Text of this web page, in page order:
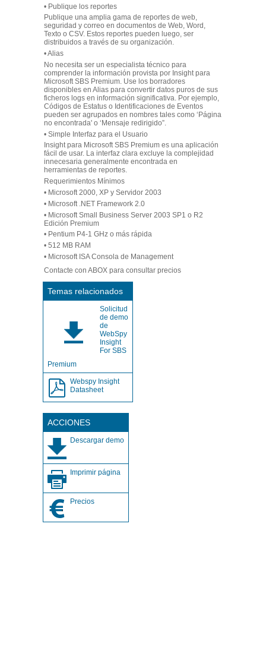
• Publique los reportes
Publique una amplia gama de reportes de web,
seguridad y correo en documentos de Web, Word,
Texto o CSV. Estos reportes pueden luego, ser
distribuidos a través de su organización.
•Alias
No necesita ser un especialista técnico para
comprender la información provista por Insight para
Microsoft SBS Premium. Use los borradores
disponibles en Alias para convertir datos puros de sus
ficheros logs en información significativa. Por ejemplo,
Códigos de Estatus o Identificaciones de Eventos
pueden ser agrupados en nombres tales como ‘Página
no encontrada' o ‘Mensaje redirigido”.
•Simple Interfaz para el Usuario
Insight para Microsoft SBS Premium es una aplicación
fácil de usar. La interfaz clara excluye la complejidad
innecesaria generalmente encontrada en
herramientas de reportes.
Requerimientos Mínimos
• Microsoft 2000, XP y Servidor 2003
• Microsoft .NET Framework 2.0
• Microsoft Small Business Server 2003 SP1 o R2
Edición Premium
• Pentium P4-1 GHz o más rápida
• 512 MB RAM
• Microsoft ISA Consola de Management
Contacte con ABOX para consultar precios
Temas relacionados
Solicitud
de demo
de
WebSpy
Insight
For SBS
Premium
Webspy Insight
Datasheet
ACCIONES
Descargar demo
Imprimir página
Precios